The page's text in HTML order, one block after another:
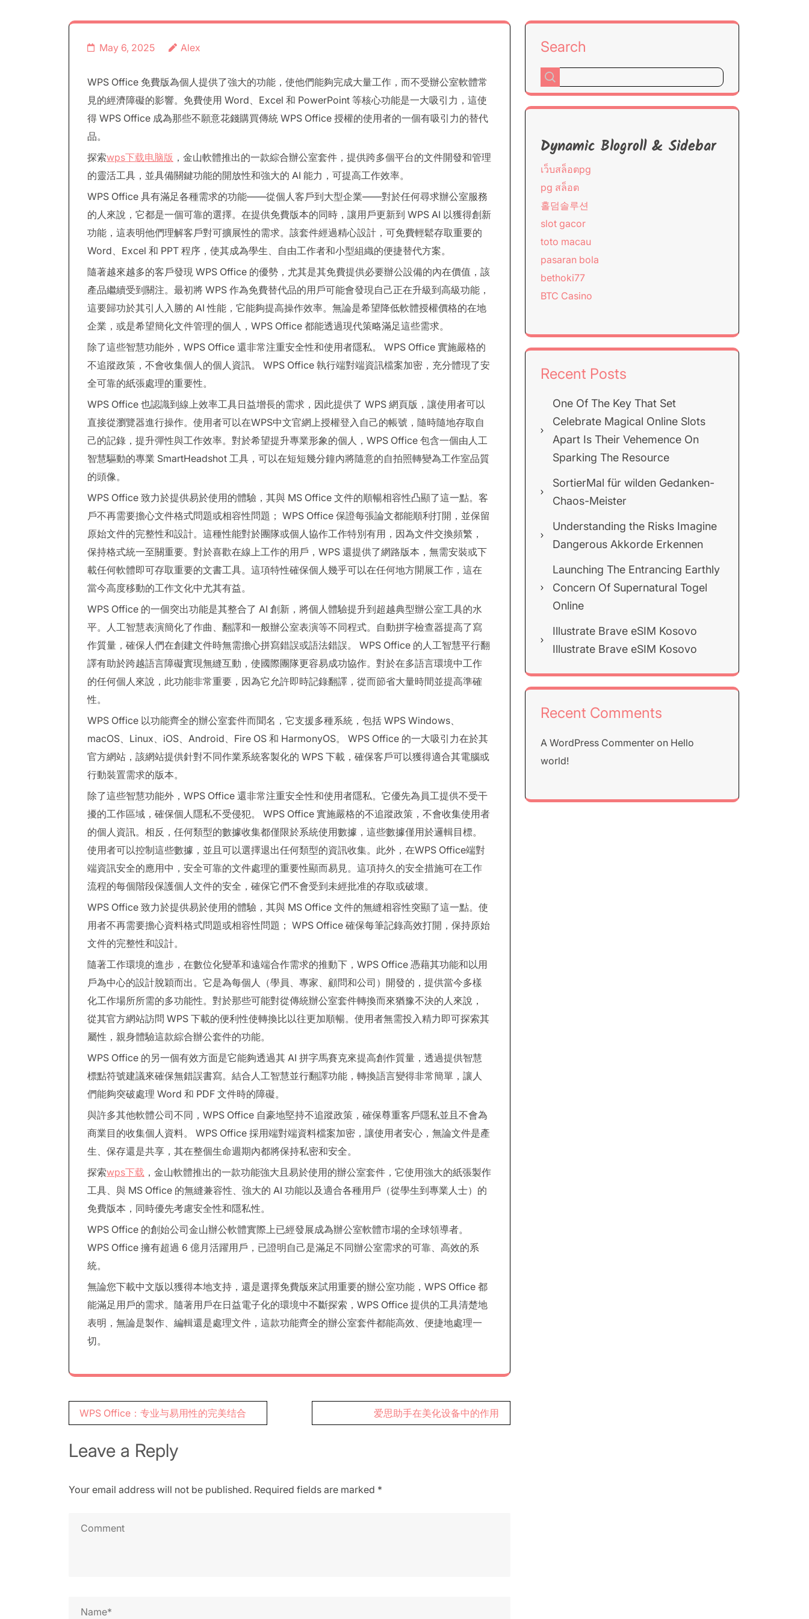
May 6, 2025 Alex
WPS Office 免費版為個人提供了強大的功能，使他們能夠完成大量工作，而不受辦公室軟體常
見的經濟障礙的影響。免費使用 Word、Excel 和 PowerPoint 等核心功能是一大吸引力，這使
得 WPS Office 成為那些不願意花錢購買傳統 WPS Office 授權的使用者的一個有吸引力的替代
品。
探索wps下载电脑版 ，金山軟體推出的一款綜合辦公室套件，提供跨多個平台的文件開發和管理
的靈活工具，並具備關鍵功能的開放性和強大的 AI 能力，可提高工作效率。
WPS Office 具有滿足各種需求的功能——從個人客戶到大型企業——對於任何尋求辦公室服務
的人來說，它都是一個可靠的選擇。在提供免費版本的同時，讓用戶更新到 WPS AI 以獲得創新
功能，這表明他們理解客戶對可擴展性的需求。該套件經過精心設計，可免費輕鬆存取重要的
Word、Excel 和 PPT 程序，使其成為學生、自由工作者和小型組織的便捷替代方案。
隨著越來越多的客戶發現 WPS Office 的優勢，尤其是其免費提供必要辦公設備的內在價值，該
產品繼續受到關注。最初將 WPS 作為免費替代品的用戶可能會發現自己正在升級到高級功能，
這要歸功於其引人入勝的 AI 性能，它能夠提高操作效率。無論是希望降低軟體授權價格的在地
企業，或是希望簡化文件管理的個人，WPS Office 都能透過現代策略滿足這些需求。
除了這些智慧功能外，WPS Office 還非常注重安全性和使用者隱私。 WPS Office 實施嚴格的
不追蹤政策，不會收集個人的個人資訊。 WPS Office 執行端對端資訊檔案加密，充分體現了安
全可靠的紙張處理的重要性。
WPS Office 也認識到線上效率工具日益增長的需求，因此提供了 WPS 網頁版，讓使用者可以
直接從瀏覽器進行操作。使用者可以在WPS中文官網上授權登入自己的帳號，隨時隨地存取自
己的記錄，提升彈性與工作效率。對於希望提升專業形象的個人，WPS Office 包含一個由人工
智慧驅動的專業 SmartHeadshot 工具，可以在短短幾分鐘內將隨意的自拍照轉變為工作室品質
的頭像。
WPS Office 致力於提供易於使用的體驗，其與 MS Office 文件的順暢相容性凸顯了這一點。客
戶不再需要擔心文件格式問題或相容性問題； WPS Office 保證每張論文都能順利打開，並保留
原始文件的完整性和設計。這種性能對於團隊或個人協作工作特別有用，因為文件交換頻繁，
保持格式統一至關重要。對於喜歡在線上工作的用戶，WPS 還提供了網路版本，無需安裝或下
載任何軟體即可存取重要的文書工具。這項特性確保個人幾乎可以在任何地方開展工作，這在
當今高度移動的工作文化中尤其有益。
WPS Office 的一個突出功能是其整合了 AI 創新，將個人體驗提升到超越典型辦公室工具的水
平。人工智慧表演簡化了作曲、翻譯和一般辦公室表演等不同程式。自動拼字檢查器提高了寫
作質量，確保人們在創建文件時無需擔心拼寫錯誤或語法錯誤。 WPS Office 的人工智慧平行翻
譯有助於跨越語言障礙實現無縫互動，使國際團隊更容易成功協作。對於在多語言環境中工作
的任何個人來說，此功能非常重要，因為它允許即時記錄翻譯，從而節省大量時間並提高準確
性。
WPS Office 以功能齊全的辦公室套件而聞名，它支援多種系統，包括 WPS Windows、
macOS、Linux、iOS、Android、Fire OS 和 HarmonyOS。 WPS Office 的一大吸引力在於其
官方網站，該網站提供針對不同作業系統客製化的 WPS 下載，確保客戶可以獲得適合其電腦或
行動裝置需求的版本。
除了這些智慧功能外，WPS Office 還非常注重安全性和使用者隱私。它優先為員工提供不受干
擾的工作區域，確保個人隱私不受侵犯。 WPS Office 實施嚴格的不追蹤政策，不會收集使用者
的個人資訊。相反，任何類型的數據收集都僅限於系統使用數據，這些數據僅用於邏輯目標。
使用者可以控制這些數據，並且可以選擇退出任何類型的資訊收集。此外，在WPS Office端對
端資訊安全的應用中，安全可靠的文件處理的重要性顯而易見。這項持久的安全措施可在工作
流程的每個階段保護個人文件的安全，確保它們不會受到未經批准的存取或破壞。
WPS Office 致力於提供易於使用的體驗，其與 MS Office 文件的無縫相容性突顯了這一點。使
用者不再需要擔心資料格式問題或相容性問題； WPS Office 確保每筆記錄高效打開，保持原始
文件的完整性和設計。
隨著工作環境的進步，在數位化變革和遠端合作需求的推動下，WPS Office 憑藉其功能和以用
戶為中心的設計脫穎而出。它是為每個人（學員、專家、顧問和公司）開發的，提供當今多樣
化工作場所所需的多功能性。對於那些可能對從傳統辦公室套件轉換而來猶豫不決的人來說，
從其官方網站訪問 WPS 下載的便利性使轉換比以往更加順暢。使用者無需投入精力即可探索其
屬性，親身體驗這款綜合辦公套件的功能。
WPS Office 的另一個有效方面是它能夠透過其 AI 拼字馬賽克來提高創作質量，透過提供智慧
標點符號建議來確保無錯誤書寫。結合人工智慧並行翻譯功能，轉換語言變得非常簡單，讓人
們能夠突破處理 Word 和 PDF 文件時的障礙。
與許多其他軟體公司不同，WPS Office 自豪地堅持不追蹤政策，確保尊重客戶隱私並且不會為
商業目的收集個人資料。 WPS Office 採用端對端資料檔案加密，讓使用者安心，無論文件是產
生、保存還是共享，其在整個生命週期內都將保持私密和安全。
探索wps下载 ，金山軟體推出的一款功能強大且易於使用的辦公室套件，它使用強大的紙張製作
工具、與 MS Office 的無縫兼容性、強大的 AI 功能以及適合各種用戶（從學生到專業人士）的
免費版本，同時優先考慮安全性和隱私性。
WPS Office 的創始公司金山辦公軟體實際上已經發展成為辦公室軟體市場的全球領導者。
WPS Office 擁有超過 6 億月活躍用戶，已證明自己是滿足不同辦公室需求的可靠、高效的系
統。
無論您下載中文版以獲得本地支持，還是選擇免費版來試用重要的辦公室功能，WPS Office 都
能滿足用戶的需求。隨著用戶在日益電子化的環境中不斷探索，WPS Office 提供的工具清楚地
表明，無論是製作、編輯還是處理文件，這款功能齊全的辦公室套件都能高效、便捷地處理一
切。
Post
navigation
WPS Office：专业与易用性的完美结合 爱思助手在美化设备中的作用
Leave a Reply
Your email address will not be published. Required fields are marked *
Search
Dynamic Blogroll & Sidebar
เว็บสล็อตpg
pg สล็อต
홀덤솔루션
slot gacor
toto macau
pasaran bola
bethoki77
BTC Casino
Recent Posts
One Of The Key That Set
Celebrate Magical Online Slots
Apart Is Their Vehemence On
Sparking The Resource
SortierMal für wilden Gedanken-
Chaos-Meister
Understanding the Risks Imagine
Dangerous Akkorde Erkennen
Launching The Entrancing Earthly
Concern Of Supernatural Togel
Online
Illustrate Brave eSIM Kosovo
Illustrate Brave eSIM Kosovo
Recent Comments
A WordPress Commenteron Hello
world!